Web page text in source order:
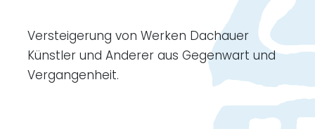
Versteigerung von Werken Dachauer
Künstler und Anderer aus Gegenwart und
Vergangenheit.